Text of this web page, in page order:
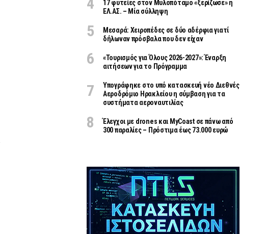
17 φυτείες στον Μυλοπόταμο «ξερίζωσε» η
ΕΛ.ΑΣ. – Μία σύλληψη
Μεσαρά: Χειροπέδες σε δύο αδέρφια γιατί
δήλωναν πρόσβαλα που δεν είχαν
«Τουρισμός για Όλους 2026-2027»: Έναρξη
αιτήσεων για το Πρόγραμμα
Υπογράφηκε στο υπό κατασκευή νέο Διεθνές
Αεροδρόμιο Ηρακλείου η σύμβαση για τα
συστήματα αεροναυτιλίας
Έλεγχοι με drones και MyCoast σε πάνω από
300 παραλίες – Πρόστιμα έως 73.000 ευρώ